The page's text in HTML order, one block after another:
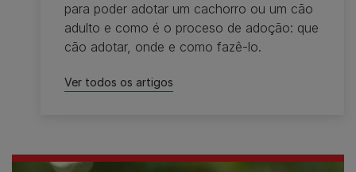
para poder adotar um cachorro ou um cão
adulto e como é o proceso de adoção: que
cão adotar, onde e como fazê-lo.
Ver todos os artigos